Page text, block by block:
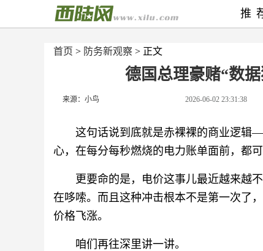
首页 > 防务新观察 > 正文
德国总理豪赌“数
来源：小鸟 2026-06-02 23:31:38
这句话说到底就是赤裸裸的商业逻辑
心，在每分每秒燃烧的电力账单面前，都可
更要命的是，电价这事儿最近越来越
在哆嗦。而且这种冲击根本不是第一次了
价格飞涨。
咱们再往深里讲一讲。
推